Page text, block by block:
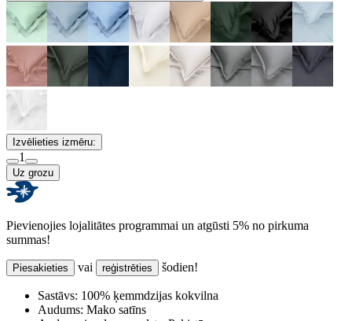
Izvēlieties izmēru:
1
Uz grozu
Pievienojies lojalitātes programmai un atgūsti 5% no pirkuma
summas!
Piesakieties vai reģistrēties šodien!
Sastāvs: 100% ķemmdzijas kokvilna
Audums: Mako satīns